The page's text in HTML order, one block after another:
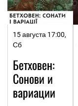
15 августа 17:00,
Сб
Бетховен:
Сонови и
вариации